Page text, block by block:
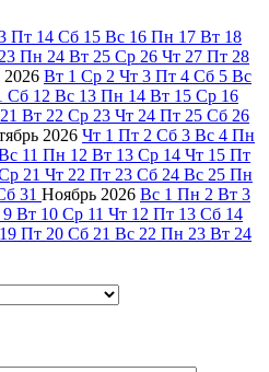
Пт 14 Сб 15 Вс 16 Пн 17 Вт 18
23 Пн 24 Вт 25 Ср 26 Чт 27 Пт 28
2026 Вт 1 Ср 2 Чт 3 Пт 4 Сб 5 Вс
Сб 12 Вс 13 Пн 14 Вт 15 Ср 16
21 Вт 22 Ср 23 Чт 24 Пт 25 Сб 26
2026 Чт 1 Пт 2 Сб 3 Вс 4 Пн
11 Пн 12 Вт 13 Ср 14 Чт 15 Пт
21 Чт 22 Пт 23 Сб 24 Вс 25 Пн
31 Ноябрь 2026 Вс 1 Пн 2 Вт 3
9 Вт 10 Ср 11 Чт 12 Пт 13 Сб 14
19 Пт 20 Сб 21 Вс 22 Пн 23 Вт 24